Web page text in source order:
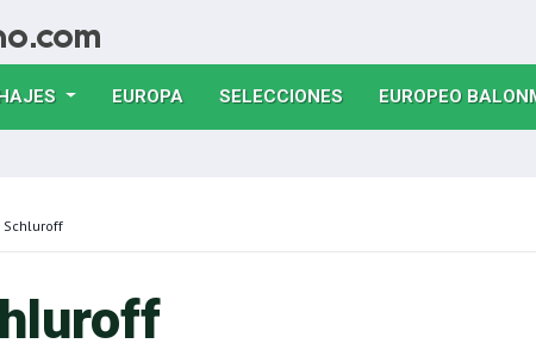
EUROPA(CURRENT)
SELECCIONES(CURRENT)
EUROPEO
Schluroff